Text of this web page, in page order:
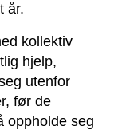
år.
kollektiv
hjelp,
utenfor
før de
oppholde seg